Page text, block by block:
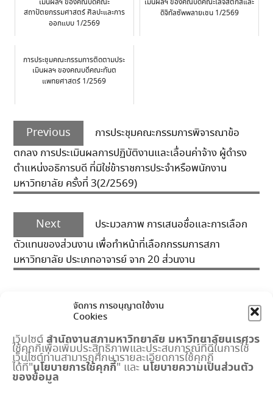
จัดการ การอนุญาตใช้งาน
Cookies
เว็บไซต์สำนักงานสภามหาวิทยาลัย มหาวิทยาลัยนเรศวร
ใช้คุกกี้เพื่อเพิ่มประสิทธิภาพและประสบการณ์ที่ดีในการใช้
เว็บไซต์ท่านสามารถศึกษารายละเอียดการใช้คุกกี้
ได้ที่"นโยบายการใช้คุกกี้" และ นโยบายความเป็นส่วนตัว
ของข้อมูล
เมินผลฯ ของคณบดีคณะ
สถาปัตยกรรมศาสตร์ ศิลปะและการ
ออกแบบ 1/2569
เมินผลฯ ของคณบดีคณะโลจิสติกส์และ
ดิจิทัลซัพพลายเชน 1/2569
การประชุมคณะกรรมการติดตามประ
เมินผลฯ ของคณบดีคณะทันต
แพทยศาสตร์ 1/2569
Post
navigation
Previous
Previous
post:
การประชุมคณะกรรมการพิจารณาข้อ
ตกลง การประเมินผลการปฏิบัติงานและเลื่อนค่าจ้าง ผู้ดำรง
ตำแหน่งอธิการบดี ที่มิใช่ข้าราชการประจำหรือพนักงาน
มหาวิทยาลัย ครั้งที่ 3(2/2569)
Next
Next
post:
ประมวลภาพ การเสนอชื่อและการเลือก
ตัวแทนของส่วนงาน เพื่อทำหน้าที่เลือกกรรมการสภา
มหาวิทยาลัย ประเภทอาจารย์ จาก 20 ส่วนงาน
เมนูด่วน
กำหนดการประชุมสภามหาวิทยาลัย